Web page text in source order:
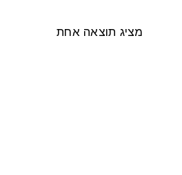
מציג תוצאה אחת